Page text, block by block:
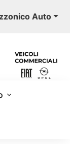
Auto